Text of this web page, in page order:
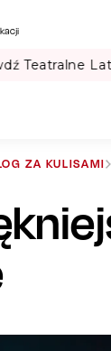
Teatralne
Szukaj
ZA KULISAMI